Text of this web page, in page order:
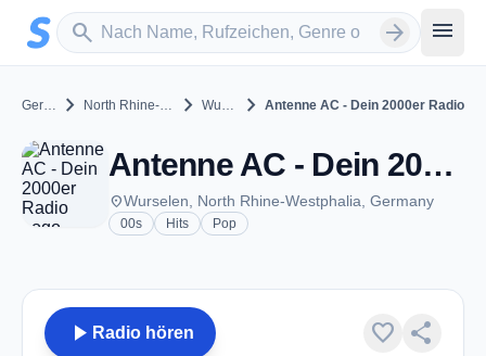
Zum Hauptinhalt springen
search
Sender suchen arrow_forward menu
Germany chevron_right North Rhine-Westphalia chevron_right Wurselen chevron_right Antenne AC - Dein 2000er Radio
Antenne AC - Dein 2000er Radio - Wurselen
placeWurselen, North Rhine-Westphalia, Germany
00s Hits Pop
play_arrow Radio hören favorite share